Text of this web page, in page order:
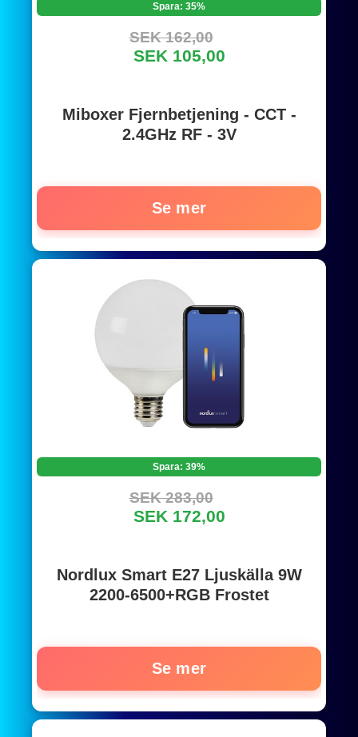
Spara: 35%
SEK 162,00
SEK 105,00
Miboxer Fjernbetjening - CCT -
2.4GHz RF - 3V
Se mer
Spara: 39%
SEK 283,00
SEK 172,00
Nordlux Smart E27 Ljuskälla 9W
2200-6500+RGB Frostet
Se mer